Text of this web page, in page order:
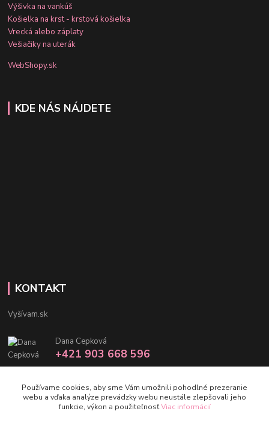
Výšivka na vankúš
Košielka na krst - krstová košielka
Vrecká alebo záplaty
Vešiačiky na uterák
WebShopy.sk
KDE NÁS NÁJDETE
KONTAKT
Vyšívam.sk
Dana Cepková
+421 903 668 596
Používame cookies, aby sme Vám umožnili pohodlné prezeranie
webu a vďaka analýze prevádzky webu neustále zlepšovali jeho
funkcie, výkon a použiteľnosťViac informácií